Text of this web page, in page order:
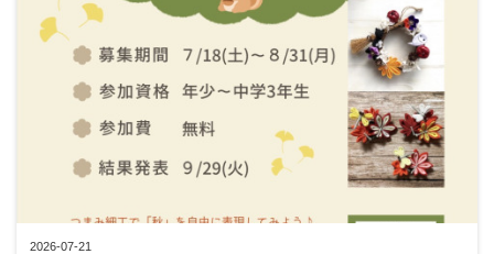
2026-07-21